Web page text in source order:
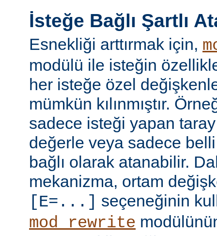
İsteğe Bağlı Şartlı
Esnekliği arttırmak için,
modülü ile isteğin
her isteğe özel
mümkün kılınmıştır.
sadece isteği yapan
değerle veya sadece belli
bağlı olarak atanabilir.
mekanizma, ortam
[E=...] seçeneğinin
mod_rewrite